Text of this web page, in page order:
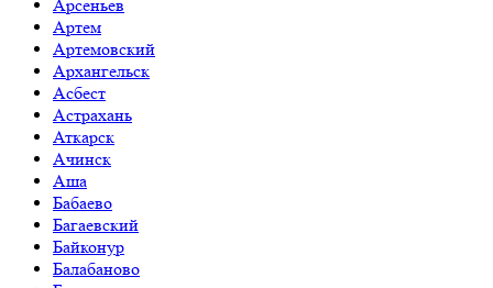
Арсеньев
Артем
Артемовский
Архангельск
Асбест
Астрахань
Аткарск
Ачинск
Аша
Бабаево
Багаевский
Байконур
Балабаново